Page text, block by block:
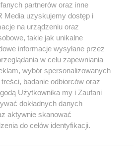
serwisie nie może być powielany i
w jakikolwiek sposób (w
na jakimkolwiek polu
włącznie z umieszczaniem w
właściciela praw. Jakiekolwiek użycie lub
lub w części z naruszeniem prawa,
zabronione pod groźbą kary i może być
partnerów oraz inne
Media uzyskujemy dostęp i
na urządzeniu oraz
takie jak unikalne
informacje wysyłane przez
w celu zapewniania
wybór spersonalizowanych
badanie odbiorców oraz
Użytkownika my i Zaufani
dokładnych danych
aktywnie skanować
do celów identyfikacji.